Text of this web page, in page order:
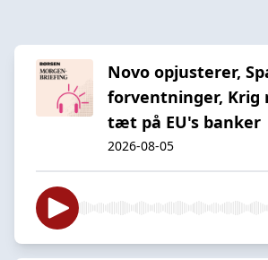
Novo opjusterer,
forventninger, Krig
tæt på EU's banker
2026-08-05